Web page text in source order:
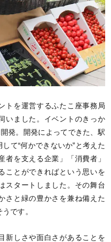
トを運営するふたこ座事務局
いました。イベントのきっか
発。開発によってできた、駅
て“何かできないか”と考えた
者を支える企業」「消費者」
ことができればという思いを
スタートしました。その舞台
さと緑の豊かさを兼ね備えた
です。
新しさや面白さがあることを